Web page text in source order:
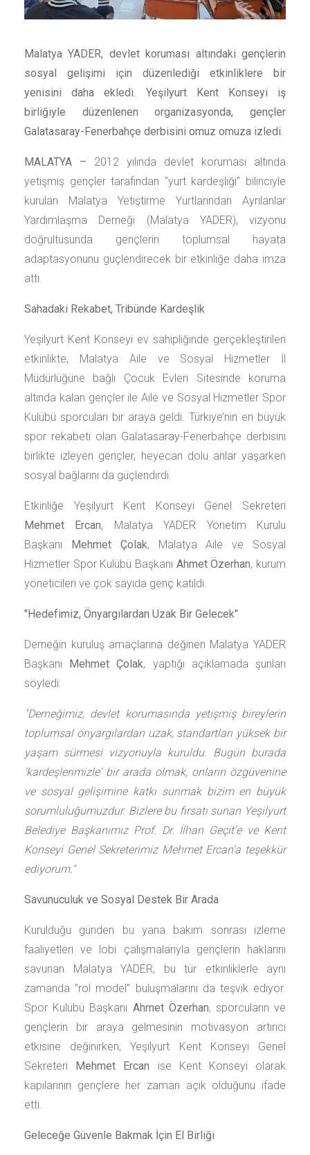
Malatya YADER, devlet koruması altındaki gençlerin
sosyal gelişimi için düzenlediği etkinliklere bir
yenisini daha ekledi. Yeşilyurt Kent Konseyi iş
birliğiyle düzenlenen organizasyonda, gençler
Galatasaray-Fenerbahçe derbisini omuz omuza izledi.
MALATYA – 2012 yılında devlet koruması altında
yetişmiş gençler tarafından "yurt kardeşliği" bilinciyle
kurulan Malatya Yetiştirme Yurtlarından Ayrılanlar
Yardımlaşma Derneği (Malatya YADER), vizyonu
doğrultusunda gençlerin toplumsal hayata
adaptasyonunu güçlendirecek bir etkinliğe daha imza
attı.
Sahadaki Rekabet, Tribünde Kardeşlik
Yeşilyurt Kent Konseyi ev sahipliğinde gerçekleştirilen
etkinlikte, Malatya Aile ve Sosyal Hizmetler İl
Müdürlüğüne bağlı Çocuk Evleri Sitesinde koruma
altında kalan gençler ile Aile ve Sosyal Hizmetler Spor
Kulübü sporcuları bir araya geldi. Türkiye’nin en büyük
spor rekabeti olan Galatasaray-Fenerbahçe derbisini
birlikte izleyen gençler, heyecan dolu anlar yaşarken
sosyal bağlarını da güçlendirdi.
Etkinliğe Yeşilyurt Kent Konseyi Genel Sekreteri
Mehmet Ercan, Malatya YADER Yönetim Kurulu
Başkanı
Mehmet Çolak, Malatya Aile ve Sosyal
Hizmetler Spor Kulübü Başkanı Ahmet Özerhan, kurum
yöneticileri ve çok sayıda genç katıldı.
"Hedefimiz, Önyargılardan Uzak Bir Gelecek"
Derneğin kuruluş amaçlarına değinen Malatya YADER
Başkanı
Mehmet Çolak, yaptığı açıklamada şunları
söyledi:
"Derneğimiz, devlet korumasında yetişmiş bireylerin
toplumsal önyargılardan uzak, standartları yüksek bir
yaşam sürmesi vizyonuyla kuruldu. Bugün burada
'kardeşlerimizle' bir arada olmak, onların özgüvenine
ve sosyal gelişimine katkı sunmak bizim en büyük
sorumluluğumuzdur. Bizlere bu fırsatı sunan Yeşilyurt
Belediye Başkanımız Prof. Dr. İlhan Geçit’e ve Kent
Konseyi Genel Sekreterimiz Mehmet Ercan’a teşekkür
ediyorum."
Savunuculuk ve Sosyal Destek Bir Arada
Kurulduğu günden bu yana bakım sonrası izleme
faaliyetleri ve lobi çalışmalarıyla gençlerin haklarını
savunan Malatya YADER, bu tür etkinliklerle aynı
zamanda "rol model" buluşmalarını da teşvik ediyor.
Spor Kulübü Başkanı Ahmet Özerhan, sporcuların ve
gençlerin bir araya gelmesinin motivasyon artırıcı
etkisine değinirken; Yeşilyurt Kent Konseyi Genel
Sekreteri
Mehmet Ercan ise Kent Konseyi olarak
kapılarının gençlere her zaman açık olduğunu ifade
etti.
Geleceğe Güvenle Bakmak İçin El Birliği